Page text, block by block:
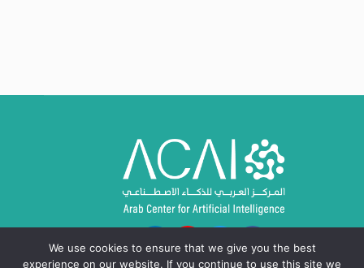
We use cookies to ensure that we give you the best
experience on our website. If you continue to use this site we